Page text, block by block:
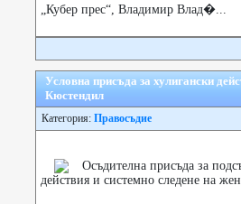
„Кубер прес“, Владимир Влад�...
Условна присъда за хулигански
Кюстендил
Категория: Правосъдие
Осъдителна присъда за
действия и системно следене на